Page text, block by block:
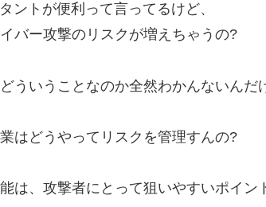
ントが便利って言ってるけど、
バー攻撃のリスクが増えちゃうの?
ういうことなのか全然わかんないんだ
はどうやってリスクを管理すんの?
は、攻撃者にとって狙いやすいポイン